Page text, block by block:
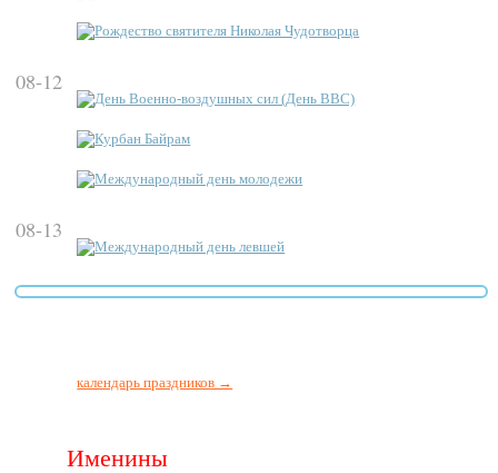
Рождество святителя Николая Чудотворца
08-12
День Военно-воздушных сил (День ВВС)
Курбан Байрам
Международный день молодежи
08-13
Международный день левшей
календарь праздников →
Именины